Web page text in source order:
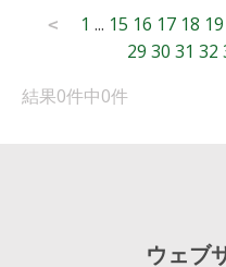
Posts
pagination
< 1 ... 15 16 17 18 19
29 30 31 32
結果0件中0件
ウェブ